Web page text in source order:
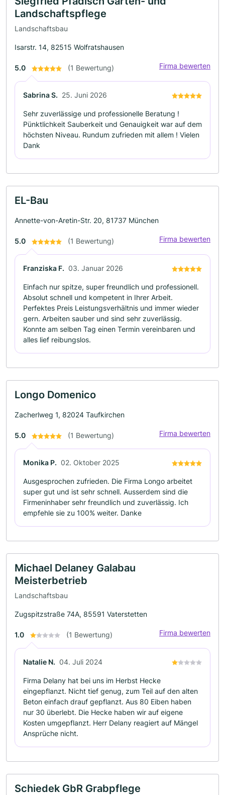
Landschaftspflege
Landschaftsbau
Isarstr. 14, 82515 Wolfratshausen
5.0 (1 Bewertung) Firma bewerten
Sabrina S. 25. Juni 2026
Sehr zuverlässige und professionelle Beratung !
Pünktlichkeit Sauberkeit und Genauigkeit war auf dem
höchsten Niveau. Rundum zufrieden mit allem ! Vielen
Dank
EL-Bau
Annette-von-Aretin-Str. 20, 81737 München
5.0 (1 Bewertung) Firma bewerten
Franziska F. 03. Januar 2026
Einfach nur spitze, super freundlich und professionell.
Absolut schnell und kompetent in Ihrer Arbeit.
Perfektes Preis Leistungsverhältnis und immer wieder
gern. Arbeiten sauber und sind sehr zuverlässig.
Konnte am selben Tag einen Termin vereinbaren und
alles lief reibungslos.
Longo Domenico
Zacherlweg 1, 82024 Taufkirchen
5.0 (1 Bewertung) Firma bewerten
Monika P. 02. Oktober 2025
Ausgesprochen zufrieden. Die Firma Longo arbeitet
super gut und ist sehr schnell. Ausserdem sind die
Firmeninhaber sehr freundlich und zuverlässig. Ich
empfehle sie zu 100% weiter. Danke
Michael Delaney Galabau
Meisterbetrieb
Landschaftsbau
Zugspitzstraße 74A, 85591 Vaterstetten
1.0 (1 Bewertung) Firma bewerten
Natalie N. 04. Juli 2024
Firma Delany hat bei uns im Herbst Hecke
eingepflanzt. Nicht tief genug, zum Teil auf den alten
Beton einfach drauf gepflanzt. Aus 80 Eiben haben
nur 30 überlebt. Die Hecke haben wir auf eigene
Kosten umgepflanzt. Herr Delany reagiert auf Mängel
Ansprüche nicht.
Schiedek GbR Grabpflege